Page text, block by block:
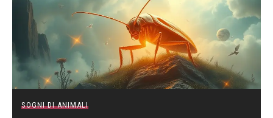
SOGNI DI ANIMALI